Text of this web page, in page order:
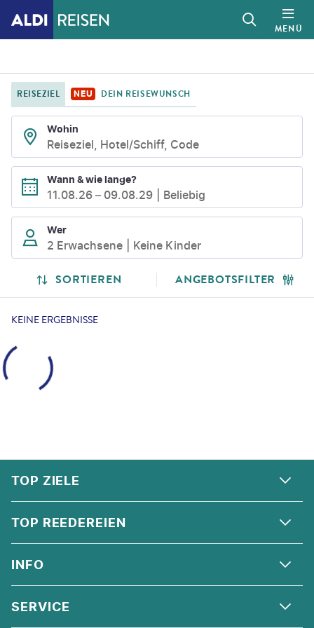
MENÜ
REISEZIEL NEU DEIN REISEWUNSCH
Wohin
Reiseziel, Hotel/Schiff, Code
Wann & wie lange?
11.08.26 – 09.08.29 Beliebig
Wer
2 Erwachsene Keine Kinder
SUCHLISTENSEITE
SUCHERGEBNISSE
SORTIEREN ANGEBOTSFILTER
KEINE ERGEBNISSE
TOP ZIELE
ALPEN
ANDALUSIEN
ORIENT
TOP REEDEREIEN
COSTA KREUZFAHRTEN
MSC CRUISES
INFO
ÜBER UNS
SERVICE